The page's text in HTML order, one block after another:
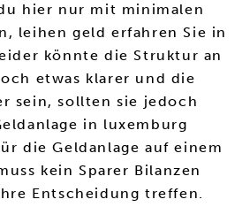
hier nur mit minimalen
leihen geld erfahren Sie in
könnte die Struktur an
etwas klarer und die
sein, sollten sie jedoch
in luxemburg
die Geldanlage auf einem
kein Sparer Bilanzen
Entscheidung treffen.